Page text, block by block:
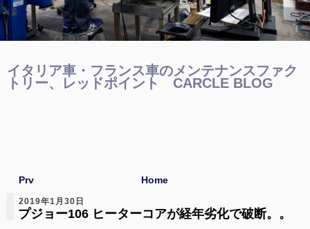
イタリア車・フランス車のメンテナンスファク
トリー、レッドポイント CARCLE BLOG
Prv Home
2019年1月30日
プジョー106 ヒーターコアが経年劣化で破断。。